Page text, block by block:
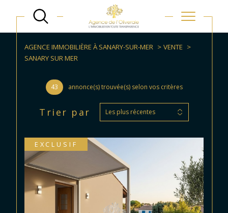
AGENCE IMMOBILIÈRE À SANARY-SUR-MER
VENTE
SANARY SUR MER
43 annonce(s) trouvée(s) selon vos critères
Trier par Les plus récentes
EXCLUSIF